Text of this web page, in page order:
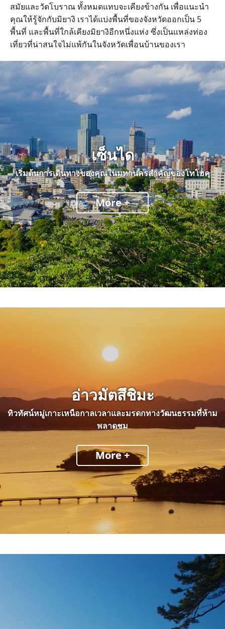
สมัยและวัดโบราณ ทั้งหมดแทบจะเคียงข้างกัน เพื่อแนะนำ
คุณให้รู้จักกับมิยางิ เราได้แบ่งพื้นที่ของจังหวัดออกเป็น 5
พื้นที่ และพื้นที่ใกล้เคียงมิยางิอีกหนึ่งแห่ง ซึ่งเป็นแหล่งท่อง
เที่ยวที่น่าสนใจไม่แพ้กันในจังหวัดเพื่อนบ้านของเรา
เซ็นได
เริ่มต้นการเดินทางของคุณในมหานครสำคัญของโทโฮคุ
More +
อ่าวมัตสึชิมะ
ทิวทัศน์หมู่เกาะเหนือกาลเวลาและมรดกทางวัฒนธรรมที่ห้าม
พลาดชม
More +